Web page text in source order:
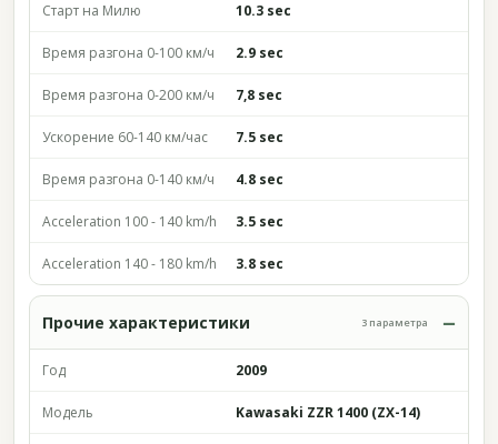
Старт на Милю 10.3 sec
Время разгона 0-100 км/ч 2.9 sec
Время разгона 0-200 км/ч 7,8 sec
Ускорение 60-140 км/час 7.5 sec
Время разгона 0-140 км/ч 4.8 sec
Acceleration 100 - 140 km/h 3.5 sec
Acceleration 140 - 180 km/h 3.8 sec
Прочие характеристики 3 параметра
Год 2009
Модель Kawasaki ZZR 1400 (ZX-14)